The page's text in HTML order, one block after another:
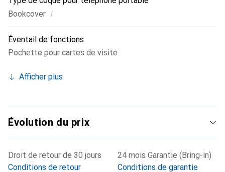
Bookcover i
Éventail de fonctions
Pochette pour cartes de visite
Afficher plus
Évolution du prix
Droit de retour de 30 jours
Conditions de retour
24 mois Garantie (Bring-in)
Conditions de garantie